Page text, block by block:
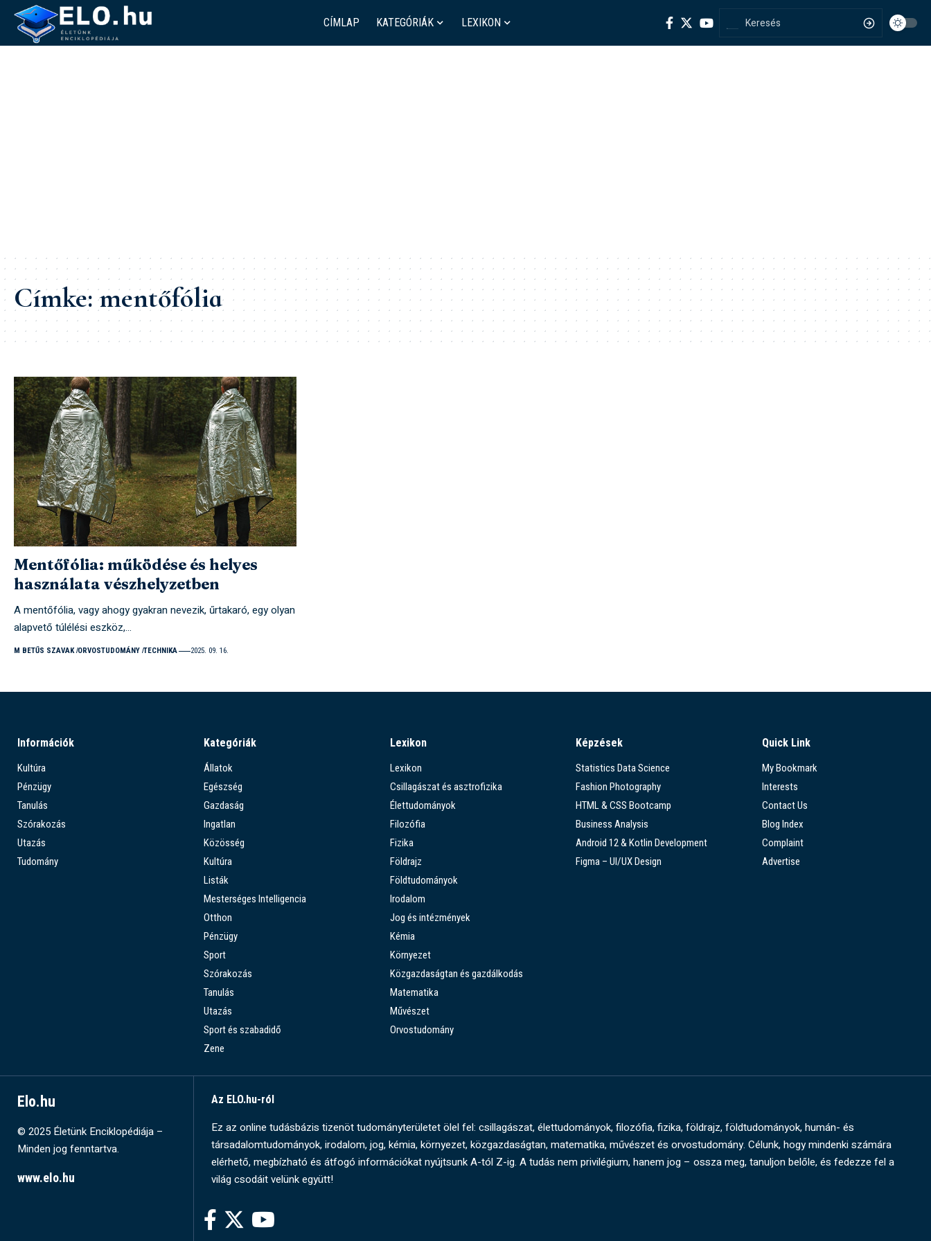
CÍMLAP KATEGÓRIÁK LEXIKON
Címke:mentőfólia
Mentőfólia: működése és helyes
használata vészhelyzetben
A mentőfólia, vagy ahogy gyakran nevezik, űrtakaró, egy olyan
alapvető túlélési eszköz,…
M BETŰS SZAVAK ORVOSTUDOMÁNY TECHNIKA 2025. 09. 16.
Információk
Kultúra
Pénzügy
Tanulás
Szórakozás
Utazás
Tudomány
Kategóriák
Állatok
Egészség
Gazdaság
Ingatlan
Közösség
Kultúra
Listák
Mesterséges Intelligencia
Otthon
Pénzügy
Sport
Szórakozás
Tanulás
Utazás
Sport és szabadidő
Zene
Lexikon
Lexikon
Csillagászat és asztrofizika
Élettudományok
Filozófia
Fizika
Földrajz
Földtudományok
Irodalom
Jog és intézmények
Kémia
Környezet
Közgazdaságtan és gazdálkodás
Matematika
Művészet
Orvostudomány
Képzések
Statistics Data Science
Fashion Photography
HTML & CSS Bootcamp
Business Analysis
Android 12 & Kotlin Development
Figma – UI/UX Design
Quick Link
My Bookmark
Interests
Contact Us
Blog Index
Complaint
Advertise
Elo.hu
© 2025 Életünk Enciklopédiája –
Minden jog fenntartva.
www.elo.hu
Az ELO.hu-ról
Ez az online tudásbázis tizenöt tudományterületet ölel fel: csillagászat, élettudományok, filozófia, fizika, földrajz, földtudományok, humán- és
társadalomtudományok, irodalom, jog, kémia, környezet, közgazdaságtan, matematika, művészet és orvostudomány. Célunk, hogy mindenki számára
elérhető, megbízható és átfogó információkat nyújtsunk A-tól Z-ig. A tudás nem privilégium, hanem jog – ossza meg, tanuljon belőle, és fedezze fel a
világ csodáit velünk együtt!